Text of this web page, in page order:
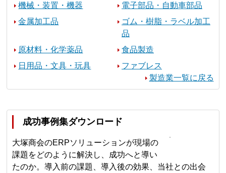
機械・装置・機器
電子部品・自動車部品
金属加工品
ゴム・樹脂・ラベル加工
品
原材料・化学薬品
食品製造
日用品・文具・玩具
ファブレス
製造業一覧に戻る
成功事例集ダウンロード
大塚商会のERPソリューションが現場の
課題をどのように解決し、成功へと導い
たのか。導入前の課題、導入後の効果、当社との出会